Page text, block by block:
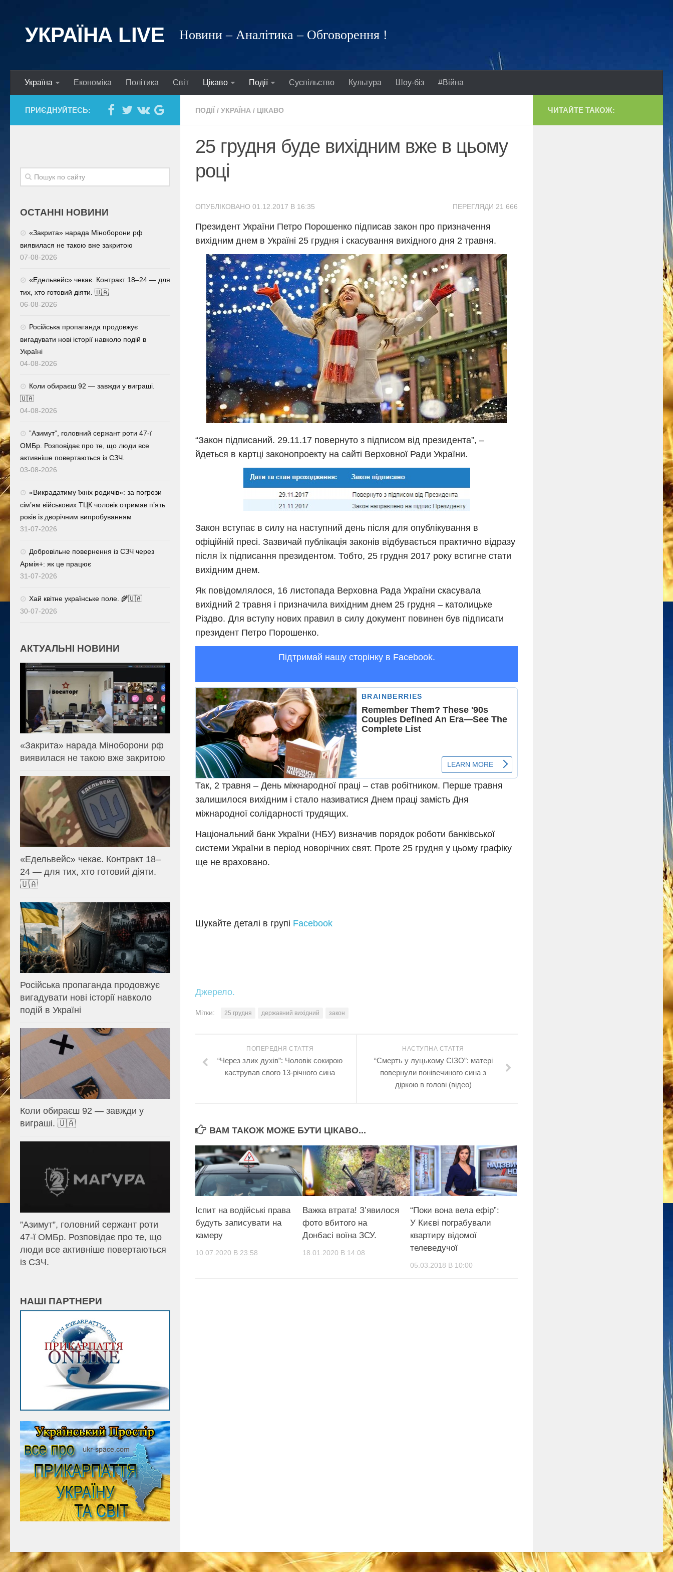
УКРАЇНА LIVE Новини – Аналітика – Обговорення !
Україна Економіка Політика Світ Цікаво Події Суспільство Культура Шоу-біз #Війна
ПОДІЇ / УКРАЇНА / ЦІКАВО
25 грудня буде вихідним вже в цьому
році
ПЕРЕГЛЯДИ 21 666
ОПУБЛІКОВАНО 01.12.2017 В 16:35
Президент України Петро Порошенко підписав закон про призначення
вихідним днем в Україні 25 грудня і скасування вихідного дня 2 травня.
“Закон підписаний. 29.11.17 повернуто з підписом від президента”, –
йдеться в картці законопроекту на сайті Верховної Ради України.
Закон вступає в силу на наступний день після для опублікування в
офіційній пресі. Зазвичай публікація законів відбувається практично відразу
після їх підписання президентом. Тобто, 25 грудня 2017 року встигне стати
вихідним днем.
Як повідомлялося, 16 листопада Верховна Рада України скасувала
вихідний 2 травня і призначила вихідним днем 25 грудня – католицьке
Різдво. Для вступу нових правил в силу документ повинен був підписати
президент Петро Порошенко.
Підтримай нашу сторінку в Facebook.
Так, 2 травня – День міжнародної праці – став робітником. Перше травня
залишилося вихідним і стало називатися Днем праці замість Дня
міжнародної солідарності трудящих.
Національний банк України (НБУ) визначив порядок роботи банківської
системи України в період новорічних свят. Проте 25 грудня у цьому графіку
ще не враховано.
Шукайте деталі в групі Facebook
Джерело.
Мітки: 25 грудня державний вихідний закон
НАСТУПНА СТАТТЯ
“Cмeрть у луцькому СІЗО”: матері
повернули понiвeчиного сина з
дiркoю в гoлoві (відео)
ПОПЕРЕДНЯ СТАТТЯ
“Через злих духів”: Чоловік сокирою
кастрував свого 13-річного сина
ВАМ ТАКОЖ МОЖЕ БУТИ ЦІКАВО...
Іспит на водійські права
будуть записувати на
камеру
10.07.2020 В 23:58
Важка втрата! З’явилося
фото вбитого на
Донбасі воїна ЗСУ.
18.01.2020 В 14:08
“Поки вона вела ефір”:
У Києві пограбували
квартиру відомої
телеведучої
05.03.2018 В 10:00
ПРИЄДНУЙТЕСЬ:
ОСТАННІ НОВИНИ
«Закрита» нарада Міноборони рф
виявилася не такою вже закритою
07-08-2026
«Едельвейс» чекає. Контракт 18–24 — для
тих, хто готовий діяти. 🇺🇦
06-08-2026
Російська пропаганда продовжує
вигадувати нові історії навколо подій в
Україні
04-08-2026
Коли обираєш 92 — завжди у виграші.
🇺🇦
04-08-2026
⁨”Азимут”, головний сержант роти 47-ї
ОМБр. Розповідає про те, що люди все
активніше повертаються із СЗЧ.
03-08-2026
«Викрадатиму їхніх родичів»: за погрози
сім’ям військових ТЦК чоловік отримав п’ять
років із дворічним випробуванням
31-07-2026
Добровільне повернення із СЗЧ через
Армія+: як це працює
31-07-2026
Хай квітне українське поле. 🌾🇺🇦
30-07-2026
АКТУАЛЬНІ НОВИНИ
«Закрита» нарада Міноборони рф
виявилася не такою вже закритою
«Едельвейс» чекає. Контракт 18–
24 — для тих, хто готовий діяти.
🇺🇦
Російська пропаганда продовжує
вигадувати нові історії навколо
подій в Україні
Коли обираєш 92 — завжди у
виграші. 🇺🇦
⁨”Азимут”, головний сержант роти
47-ї ОМБр. Розповідає про те, що
люди все активніше повертаються
із СЗЧ.
НАШІ ПАРТНЕРИ
ЧИТАЙТЕ ТАКОЖ: